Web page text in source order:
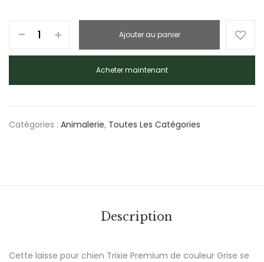
Ajouter au panier
Acheter maintenant
Catégories : Animalerie, Toutes Les Catégories
Description
Cette laisse pour chien Trixie Premium de couleur Grise se